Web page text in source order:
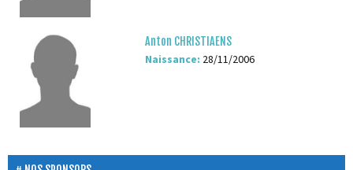
Anton CHRISTIAENS
Naissance: 28/11/2006